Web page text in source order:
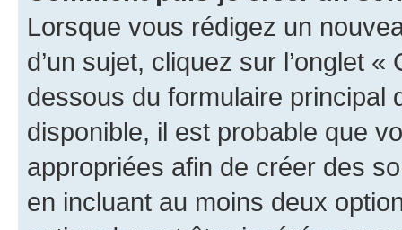
Lorsque vous rédigez un
d’un sujet, cliquez sur l’onglet
dessous du formulaire principal
disponible, il est probable que
appropriées afin de créer des
en incluant au moins deux